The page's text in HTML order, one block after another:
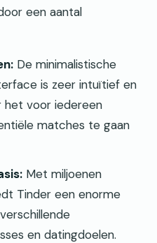
een aantal
De minimalistische
is zeer intuïtief en
het voor iedereen
matches te gaan
Met miljoenen
Tinder een enorme
en datingdoelen.